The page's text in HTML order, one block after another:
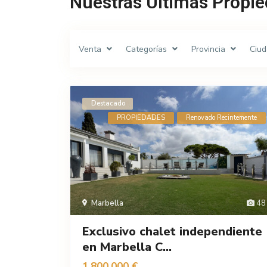
Venta Categorías Provincia
48
Marbella
Destacado
PROPIEDADES
Renovado Recintemente
Exclusivo chalet independiente
en Marbella C...